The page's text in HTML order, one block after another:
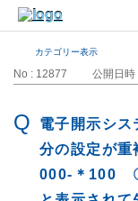
カテゴリー表示
No : 12877 公開日
電子開示シス
分の設定が
000-＊100